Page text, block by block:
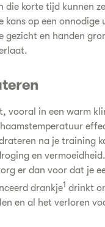
die korte tijd kunnen
kans op een onnodige
gezicht en handen
vooral in een warm
na je training
en
er dan voor dat je
drankje1 drinkt
en al het verloren